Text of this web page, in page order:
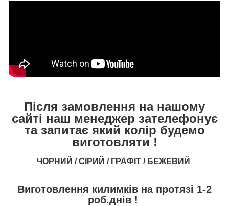
Після замовлення на нашому
сайті наш менеджер зателефонує
та запитає який колір будемо
виготовляти !
ЧОРНИЙ / СІРИЙ / ГРАФІТ / БЕЖЕВИЙ
Виготовлення килимків на протязі 1-2
роб.днів !